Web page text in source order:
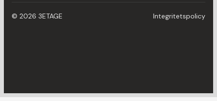
© 2026 3ETAGE Integritetspolicy